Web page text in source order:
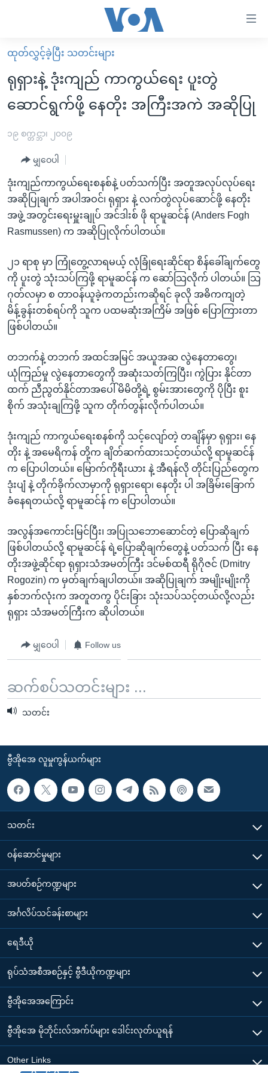
လွယ်ကူ
စေ
များ
အကြောင်းအရာ
သို့
ကြည့်
အ
ညွန်း
စာမျက်နှာ
သို့
ကျော်
ရှာဖွေ
ရန်
နေရာ
သို့
ကျော်
ရန်
မူလစာမျက်နှာ
မြန်မာ
ကမ္ဘာ့သတင်းများ
အစ္စရေး-ပါလက်စတိုင်း
ရပ်ဝန်းတခု လမ်းတခု အလွန်
အင်္ဂလိပ်စာလေ့လာမယ်
အမေရိကန်သုံးအီဒီယံ
မကြေးမုံရဲ့ အင်္ဂလိပ်စာ
ရုပ်ရှင်ထဲက အင်္ဂလိပ်စာ
သုတပဒေသာ အင်္ဂလိပ်စာ
အပတ်စဉ်ကဏ္ဍများ
ရေဒီယို
ရေဒီယိုနှင့်ရုပ်သံ အချက်အလက်များ
ရေဒီယို/တီဗွီအစီအစဉ်
Learning English
ဗွီအိုအေ လူမှုကွန်ယက်များ
ဘာသာစကားများ
ထုတ်လွှင့်ခဲ့ပြီး သတင်းများ
ရုရှားနဲ့ ဒုံးကျည် ကာကွယ်ရေး ပူးတွဲ
ဆောင်ရွက်ဖို့ နေတိုး အကြီးအကဲ အဆိုပြု
၁၉ စက္တင္ဘာ၊ ၂၀၀၉
မျှဝေပါ
ဒုံးကျည်ကာကွယ်ရေးစနစ်နဲ့ ပတ်သက်ပြီး အတူအလုပ်လုပ်ရေး
အဆိုပြုချက် အပါအဝင်၊ ရုရှား နဲ့ လက်တွဲလုပ်ဆောင်ဖို့ နေတိုး
အဖွဲ့ အတွင်းရေးမှူးချုပ် အင်ဒါးစ် ဖို ရာမူဆင်န် (Anders Fogh
Rasmussen) က အဆိုပြုလိုက်ပါတယ်။
၂၁ ရာစု မှာ ကြုံတွေ့လာရမယ့် လုံခြုံရေးဆိုင်ရာ စိန်ခေါ်ချက်တွေ
ကို ပူးတွဲ သုံးသပ်ကြဖို့ ရာမူဆင်န် က ဆော်သြလိုက် ပါတယ်။ သြ
ဂုတ်လမှာ စ တာဝန်ယူခဲ့ကတည်းကဆိုရင် ခုလို အဓိကကျတဲ့
မိန့်ခွန်းတစ်ရပ်ကို သူက ပထမဆုံးအကြိမ် အဖြစ် ပြောကြားတာ
ဖြစ်ပါတယ်။
တဘက်နဲ့ တဘက် အထင်အမြင် အယူအဆ လွဲနေတာတွေ၊
ယုံကြည်မှု လွဲနေတာတွေကို အဆုံးသတ်ကြပြီး၊ ကွဲပြား နိုင်တာ
ထက် ညီညွတ်နိုင်တာအပေါ် မိမိတို့ရဲ့ စွမ်းအားတွေကို ပိုပြီး စူး
စိုက် အသုံးချကြဖို့ သူက တိုက်တွန်းလိုက်ပါတယ်။
ဒုံးကျည် ကာကွယ်ရေးစနစ်ကို သင့်လျော်တဲ့ တချိန်မှာ ရုရှား၊ နေ
တိုး နဲ့ အမေရိကန် တို့က ချိတ်ဆက်ထားသင့်တယ်လို့ ရာမူဆင်န်
က ပြောပါတယ်။ မြောက်ကိုရီးယား နဲ့ အီရန်လို တိုင်းပြည်တွေက
ဒုံးပျံ နဲ့ တိုက်ခိုက်လာမှာကို ရုရှားရော၊ နေတိုး ပါ အခြိမ်းခြောက်
ခံနေရတယ်လို့ ရာမူဆင်န် က ပြောပါတယ်။
အလွန်အကောင်းမြင်ပြီး၊ အပြုသဘောဆောင်တဲ့ ပြောဆိုချက်
ဖြစ်ပါတယ်လို့ ရာမူဆင်န် ရဲ့ပြောဆိုချက်တွေနဲ့ ပတ်သက် ပြီး နေ
တိုးအဖွဲ့ဆိုင်ရာ ရုရှားသံအမတ်ကြီး ဒင်မစ်ထရီ ရိုဂိုဇင် (Dmitry
Rogozin) က မှတ်ချက်ချပါတယ်။ အဆိုပြုချက် အမျိုးမျိုးကို
နှစ်ဘက်လုံးက အတူတကွ ပိုင်းခြား သုံးသပ်သင့်တယ်လို့လည်း
ရုရှား သံအမတ်ကြီးက ဆိုပါတယ်။
မျှဝေပါ Follow us
ဆက်စပ်သတင်းများ ...
သတင်း
ဗွီအိုအေ လူမှုကွန်ယက်များ
သတင်း
၀န်ဆောင်မှုများ
အပတ်စဉ်ကဏ္ဍများ
အင်္ဂလိပ်သင်ခန်းစာများ
ရေဒီယို
ရုပ်သံအစီအစဉ်နှင့် ဗွီဒီယိုကဏ္ဍများ
ဗွီအိုအေအကြောင်း
ဗွီအိုအေ မိုဘိုင်းလ်အက်ပ်များ ဒေါင်းလုတ်ယူရန်
Other Links